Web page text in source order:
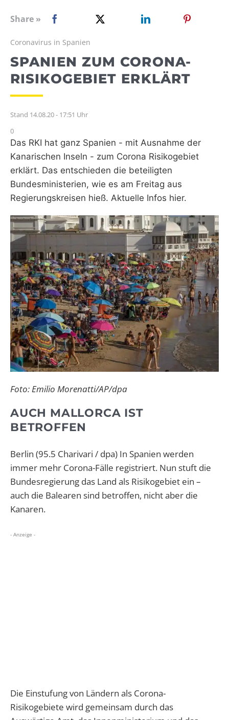
WEBRADIO
Share »
Coronavirus in Spanien
SPANIEN ZUM CORONA-
RISIKOGEBIET ERKLÄRT
Stand 14.08.20 - 17:51 Uhr
0
Das RKI hat ganz Spanien - mit Ausnahme der
Kanarischen Inseln - zum Corona Risikogebiet
erklärt. Das entschieden die beteiligten
Bundesministerien, wie es am Freitag aus
Regierungskreisen hieß. Aktuelle Infos hier.
Foto: Emilio Morenatti/AP/dpa
AUCH MALLORCA IST
BETROFFEN
Berlin (95.5 Charivari / dpa) In Spanien werden
immer mehr Corona-Fälle registriert. Nun stuft die
Bundesregierung das Land als Risikogebiet ein –
auch die Balearen sind betroffen, nicht aber die
Kanaren.
- Anzeige -
Die Einstufung von Ländern als Corona-
Risikogebiete wird gemeinsam durch das